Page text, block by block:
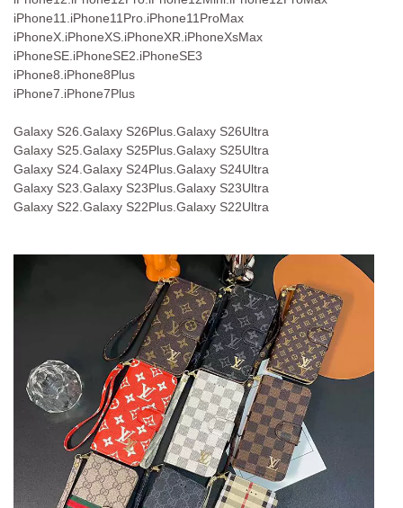
iPhone11.iPhone11Pro.iPhone11ProMax
iPhoneX.iPhoneXS.iPhoneXR.iPhoneXsMax
iPhoneSE.iPhoneSE2.iPhoneSE3
iPhone8.iPhone8Plus
iPhone7.iPhone7Plus
Galaxy S26.Galaxy S26Plus.Galaxy S26Ultra
Galaxy S25.Galaxy S25Plus.Galaxy S25Ultra
Galaxy S24.Galaxy S24Plus.Galaxy S24Ultra
Galaxy S23.Galaxy S23Plus.Galaxy S23Ultra
Galaxy S22.Galaxy S22Plus.Galaxy S22Ultra